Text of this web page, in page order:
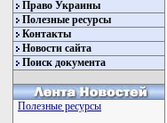
Право Украины
Полезные ресурсы
Контакты
Новости сайта
Поиск документа
Полезные ресурсы